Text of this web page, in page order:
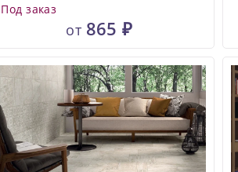
Под заказ
от 865 ₽